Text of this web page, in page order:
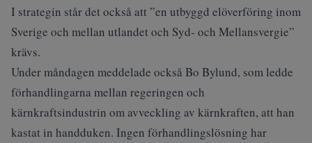
I strategin står det också att ”en utbyggd elöverföring inom
Sverige och mellan utlandet och Syd- och Mellansvergie”
krävs.
Under måndagen meddelade också Bo Bylund, som ledde
förhandlingarna mellan regeringen och
kärnkraftsindustrin om avveckling av kärnkraften, att han
kastat in handduken. Ingen förhandlingslösning har